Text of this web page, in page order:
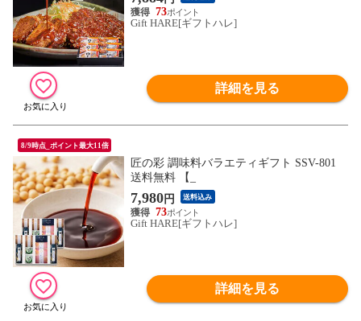
73
Gift HARE[ギフトハレ]
詳細を見る
8/9時点_ポイント最大11倍
匠の彩 調味料バラエティギフト SSV-801
送料無料 【_
7,980円 送料込み
73
Gift HARE[ギフトハレ]
詳細を見る